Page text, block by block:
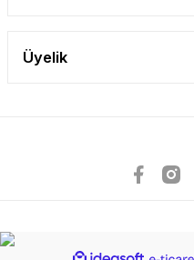
Üyelik
ideasoft